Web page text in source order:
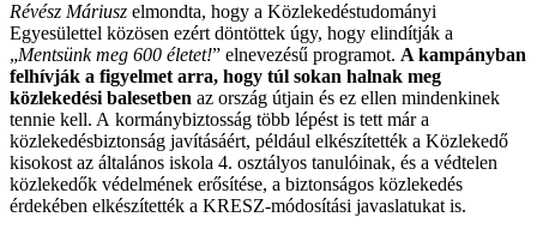
Révész Máriusz elmondta, hogy a Közlekedéstudományi
Egyesülettel közösen ezért döntöttek úgy, hogy elindítják a
„Mentsünk meg 600 életet!” elnevezésű programot. A kampányban
felhívják a figyelmet arra, hogy túl sokan halnak meg
közlekedési balesetben az ország útjain és ez ellen mindenkinek
tennie kell. A kormánybiztosság több lépést is tett már a
közlekedésbiztonság javításáért, például elkészítették a Közlekedő
kisokost az általános iskola 4. osztályos tanulóinak, és a védtelen
közlekedők védelmének erősítése, a biztonságos közlekedés
érdekében elkészítették a KRESZ-módosítási javaslatukat is.